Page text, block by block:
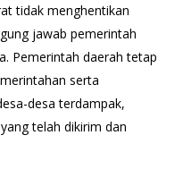
tidak menghentikan
jawab pemerintah
Pemerintah daerah tetap
serta
desa terdampak,
telah dikirim dan